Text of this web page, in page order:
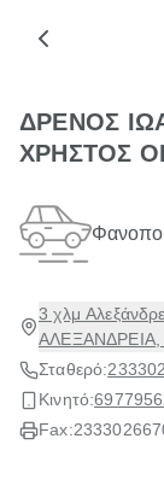
ΔΡΕΝΟΣ
ΧΡΗΣΤΟΣ
3 χλμ
ΑΛΕΞΑΝΔΡΕΙΑ,
Σταθερό:
Κινητό:
Fax: